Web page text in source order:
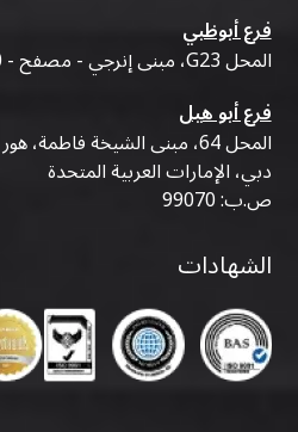
فرع أبوظبي
المحل G23، مبنى إنرجي - مصفح - M20 - أبوظبي
فرع أبو هيل
المحل 64، مبنى الشيخة
دبي، الإمارات العربية المتحدة
ص.ب: 99070
الشهادات